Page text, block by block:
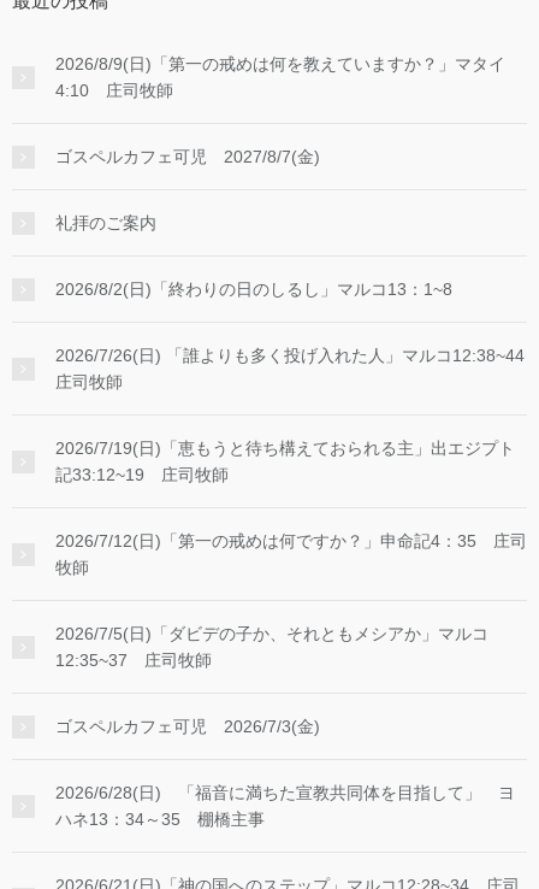
2026/8/9(日)「第一の戒めは何を教えていますか？」マタイ
4:10 庄司牧師
ゴスペルカフェ可児 2027/8/7(金)
礼拝のご案内
2026/8/2(日)「終わりの日のしるし」マルコ13：1~8
2026/7/26(日) 「誰よりも多く投げ入れた人」マルコ12:38~44
庄司牧師
2026/7/19(日)「恵もうと待ち構えておられる主」出エジプト
記33:12~19 庄司牧師
2026/7/12(日)「第一の戒めは何ですか？」申命記4：35 庄司
牧師
2026/7/5(日)「ダビデの子か、それともメシアか」マルコ
12:35~37 庄司牧師
ゴスペルカフェ可児 2026/7/3(金)
2026/6/28(日) 「福音に満ちた宣教共同体を目指して」 ヨ
ハネ13：34～35 棚橋主事
2026/6/21(日)「神の国へのステップ」マルコ12:28~34 庄司